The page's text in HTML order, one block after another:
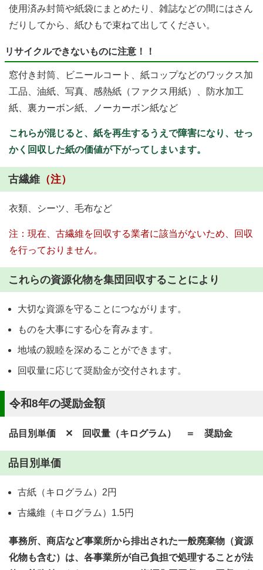
使用済み封筒や紙袋にまとめたり、雑誌などの間にはさん
だりしてから、紙ひもで束ねて出してください。
リサイクルできないものに注意！！
窓付き封筒、ビニールコート、紙コップなどのワックス加
工品、油紙、写真、感熱紙（ファクス用紙）、防水加工
紙、裏カーボン紙、ノーカーボン紙など
これらが混じると、紙を再生するうえで障害になり、せっ
かく回収した紙の価値が下がってしまいます。
古繊維 （注）
衣類、シーツ、毛布など
注：現在、古繊維を回収する業者に該当がないため、回収
を行っておりません。
これらの資源化物を集団回収することにより
大切な資源を守ることにつながります。
ものを大事にする心を育みます。
地域の親睦を深めることができます。
回収量に応じて奨励金が交付されます。
令和8年の奨励金額
品目別単価 ✕ 回収量（キログラム） ＝ 奨励金
品目別単価
古紙（キログラム）2円
古繊維（キログラム）1.5円
事務所、商店など事業所から排出された一般廃棄物（資源
化物も含む）は、各事業所が自己負担で処理することが法